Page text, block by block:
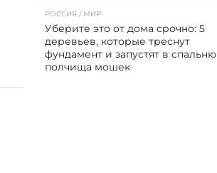
РОССИЯ / МИР
Уберите это от дома срочно: 5
деревьев, которые треснут
фундамент и запустят в спальню
полчища мошек